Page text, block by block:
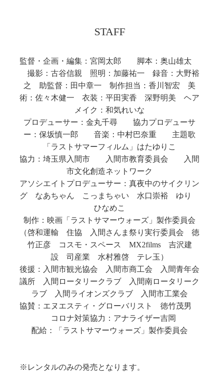
STAFF
監督・企画・編集：宮岡太郎 脚本：奥山雄太
撮影：古谷信親 照明：加藤祐一 録音：大野裕
之 助監督：田中章一 制作担当：香川智宏 美
術：佐々木健一 衣装：平田実香 深野明美 ヘア
メイク：和気れいな
プロデューサー：金丸千尋 協力プロデューサ
ー：保坂慎一郎 音楽：中村巴奈重 主題歌
「ラストサマーフィルム」はたゆりこ
協力：埼玉県入間市 入間市教育委員会 入間
市文化創造ネットワーク
アソシエイトプロデューサー：真夜中のサイクリン
グ なあちゃん こっまちゃい 水口崇裕 ゆり
ひなめこ
制作：映画「ラストサマーウォーズ」製作委員会
（啓和運輸 住協 入間さんま祭り実行委員会 徳
竹正彦 コスモ・スペース MX2films 吉沢建
設 司産業 水村雅啓 テレ玉）
後援：入間市観光協会 入間市商工会 入間青年会
議所 入間ロータリークラブ 入間南ロータリーク
ラブ 入間ライオンズクラブ 入間市工業会
協賛：エヌエスティ・グローバリスト 徳竹茂男
コロナ対策協力：アナライザー吉岡
配給：「ラストサマーウォーズ」製作委員会
※レンタルのみの発売となります。